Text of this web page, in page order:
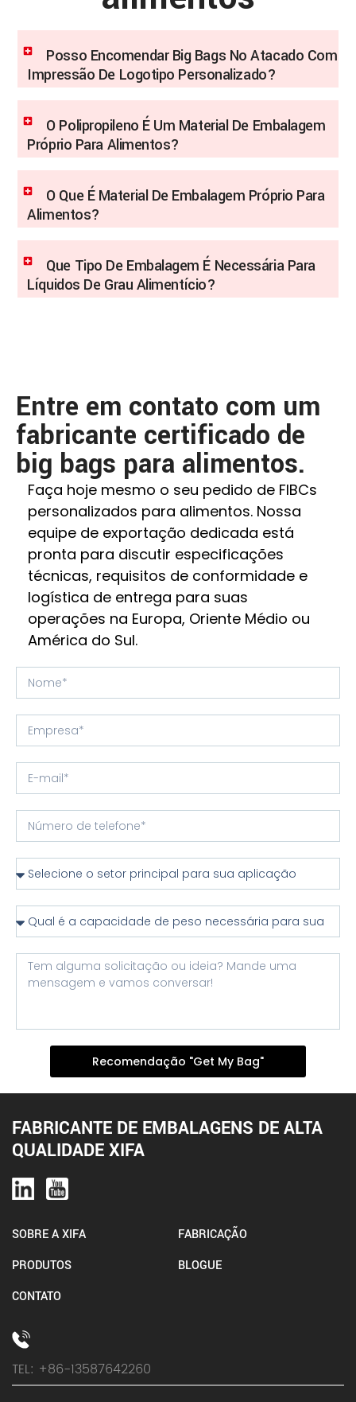
Posso Encomendar Big Bags No Atacado Com
Impressão De Logotipo Personalizado?
O Polipropileno É Um Material De Embalagem
Próprio Para Alimentos?
O Que É Material De Embalagem Próprio Para
Alimentos?
Que Tipo De Embalagem É Necessária Para
Líquidos De Grau Alimentício?
Entre em contato com um
fabricante certificado de
big bags para alimentos.
Faça hoje mesmo o seu pedido de FIBCs
personalizados para alimentos. Nossa
equipe de exportação dedicada está
pronta para discutir especificações
técnicas, requisitos de conformidade e
logística de entrega para suas
operações na Europa, Oriente Médio ou
América do Sul.
Recomendação "Get My Bag"
FABRICANTE DE EMBALAGENS DE ALTA
QUALIDADE XIFA
SOBRE A XIFA
FABRICAÇÃO
PRODUTOS
BLOGUE
CONTATO
TEL: +86-13587642260